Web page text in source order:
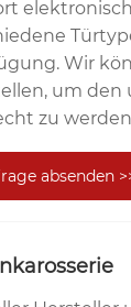
Wir
um
zu
absenden